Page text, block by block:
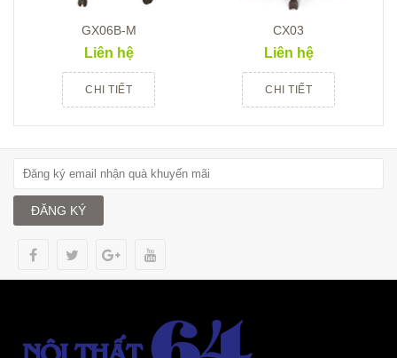
GX06B-M
Liên hệ
CHI TIẾT
CX03
Liên hệ
CHI TIẾT
ĐĂNG KÝ